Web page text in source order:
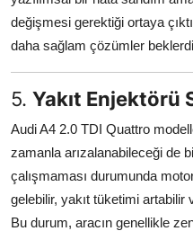
değişmesi gerektiği ortaya
daha sağlam çözümler
5. Yakıt Enjektörü
Audi A4 2.0 TDI Quattro
zamanla arızalanabileceği de
çalışmaması durumunda
gelebilir, yakıt tüketimi artabilir
Bu durum, aracın genellikle